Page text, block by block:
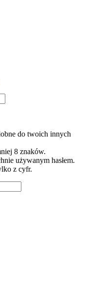
do twoich innych
8 znaków.
używanym hasłem.
z cyfr.